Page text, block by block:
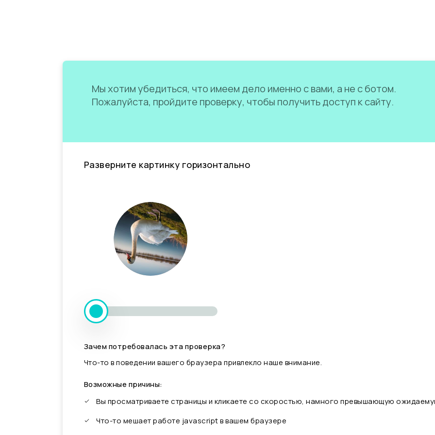
Мы хотим убедиться, что имеем дело именно с вами, а не с ботом.
Пожалуйста, пройдите проверку, чтобы получить доступ к сайту.
Разверните картинку горизонтально
Зачем потребовалась эта проверка?
Что-то в поведении вашего браузера привлекло наше внимание.
Возможные причины:
Вы просматриваете страницы и кликаете со скоростью, намного превышающую
Что-то мешает работе javascript в вашем браузере